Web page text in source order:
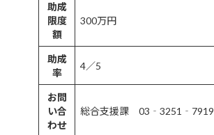
助成
限度
額
300万円
助成
率
4／5
お問
い合
わせ
総合支援課 03‐3251‐7919